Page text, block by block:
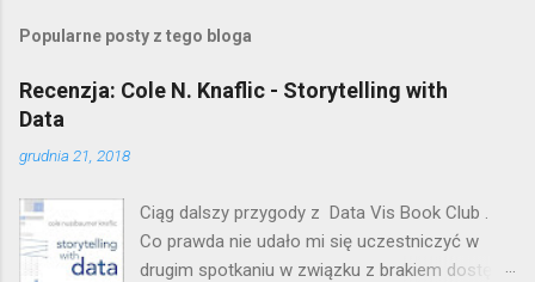
Popularne posty z tego bloga
Recenzja: Cole N. Knaflic - Storytelling with
Data
grudnia 21, 2018
Ciąg dalszy przygody z Data Vis Book Club .
Co prawda nie udało mi się uczestniczyć w
drugim spotkaniu w związku z brakiem dostępu